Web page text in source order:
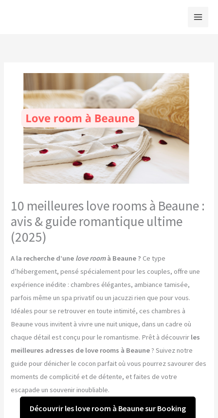
10 meilleures love rooms à Beaune :
avis & guide romantique ultime
(2025)
A la recherche d’une love roomà Beaune ? Ce type
d’hébergement, pensé spécialement pour les couples, offre une
expérience inédite : chambres élégantes, ambiance tamisée,
parfois même un spa privatif ou un jacuzzi rien que pour vous.
Idéales pour se retrouver en toute intimité, ces chambres à
Beaune vous invitent à vivre une nuit unique, dans un cadre où
chaque détail est conçu pour le romantisme. Prêt à découvrir les
meilleures adresses de love rooms à Beaune? Suivez notre
guide pour dénicher le cocon parfait où vous pourrez savourer des
moments de complicité et de détente, et faites de votre
escapade un souvenir inoubliable.
Découvrir les love room à Beaune sur Booking